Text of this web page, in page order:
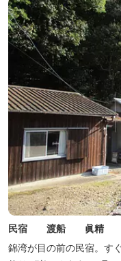
民宿 渡船 眞精
錦湾が目の前の民宿。す